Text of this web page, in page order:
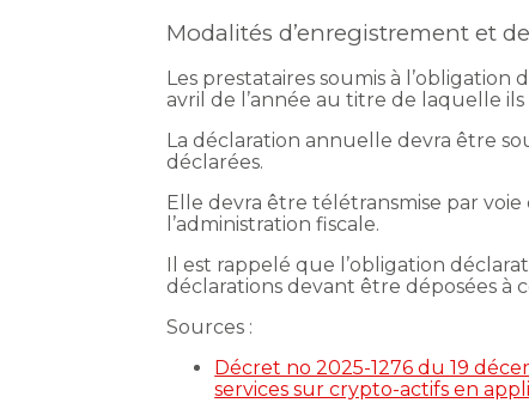
Modalités d’enregistrement et
Les prestataires soumis à
avril de l’année au titre de laquelle
La déclaration annuelle devra être
déclarées.
Elle devra être télétransmise par
l’administration fiscale.
Il est rappelé que l’obligation
déclarations devant être déposées à
Sources :
Décret no 2025-1276 du 19
services sur crypto-actifs en